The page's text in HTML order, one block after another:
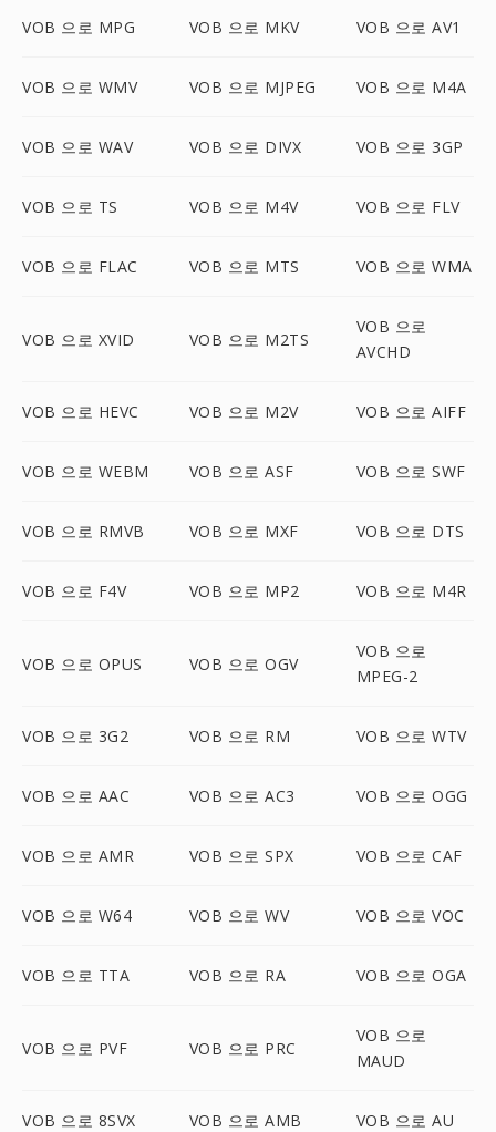
VOB 으로 MPG VOB 으로 MKV VOB 으로 AV1
VOB 으로 WMV VOB 으로 MJPEG VOB 으로 M4A
VOB 으로 WAV VOB 으로 DIVX VOB 으로 3GP
VOB 으로 TS VOB 으로 M4V VOB 으로 FLV
VOB 으로 FLAC VOB 으로 MTS VOB 으로 WMA
VOB 으로 XVID VOB 으로 M2TS
VOB 으로
AVCHD
VOB 으로 HEVC VOB 으로 M2V VOB 으로 AIFF
VOB 으로 WEBM VOB 으로 ASF VOB 으로 SWF
VOB 으로 RMVB VOB 으로 MXF VOB 으로 DTS
VOB 으로 F4V VOB 으로 MP2 VOB 으로 M4R
VOB 으로 OPUS VOB 으로 OGV
VOB 으로
MPEG-2
VOB 으로 3G2 VOB 으로 RM VOB 으로 WTV
VOB 으로 AAC VOB 으로 AC3 VOB 으로 OGG
VOB 으로 AMR VOB 으로 SPX VOB 으로 CAF
VOB 으로 W64 VOB 으로 WV VOB 으로 VOC
VOB 으로 TTA VOB 으로 RA VOB 으로 OGA
VOB 으로 PVF VOB 으로 PRC
VOB 으로
MAUD
VOB 으로 8SVX VOB 으로 AMB VOB 으로 AU